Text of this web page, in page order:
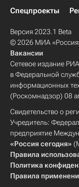
Спецпроекты
Версия 2023.1 Beta
© 2026 МИА «Россия
Вакансии
Сетевое издание
в Федеральной
информационных
(Роскомнадзор) 08
Свидетельство о
Учредитель:
предприятие
«Россия сегодня»
Правила
Политика
Правила